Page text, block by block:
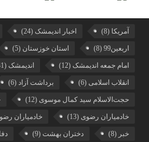
آمریکا (8) اخبار اندیمشک (24)
اربعین99 (8) استان خوزستان (5)
امام جمعه اندیمشک (12) اندیمشک (41)
انقلاب اسلامی (6) برداشت آزاد (6)
حجت‌الاسلام سید کمال موسوی (12)
خادمیاران رضوی (13) خادمیاران
خبر (8) دختران بهشت (9)